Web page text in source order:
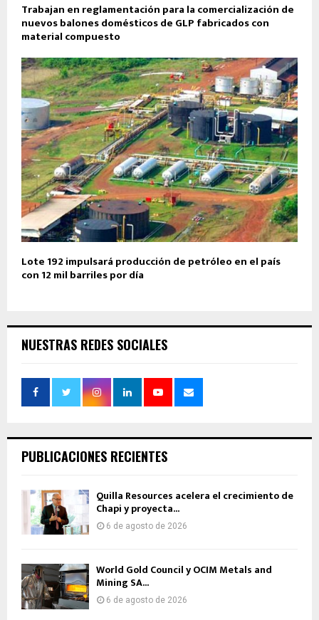
Trabajan en reglamentación para la comercialización de
nuevos balones domésticos de GLP fabricados con
material compuesto
Lote 192 impulsará producción de petróleo en el país
con 12 mil barriles por día
NUESTRAS REDES SOCIALES
PUBLICACIONES RECIENTES
Quilla Resources acelera el crecimiento de
Chapi y proyecta...
6 de agosto de 2026
World Gold Council y OCIM Metals and
Mining SA...
6 de agosto de 2026